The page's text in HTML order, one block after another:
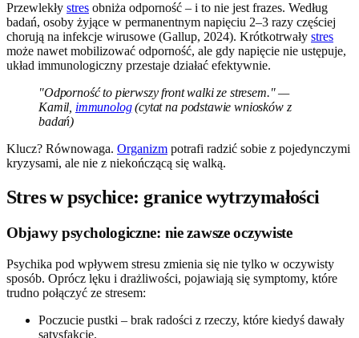
Przewlekły stres obniża odporność – i to nie jest frazes. Według
badań, osoby żyjące w permanentnym napięciu 2–3 razy częściej
chorują na infekcje wirusowe (Gallup, 2024). Krótkotrwały stres
może nawet mobilizować odporność, ale gdy napięcie nie ustępuje,
układ immunologiczny przestaje działać efektywnie.
"Odporność to pierwszy front walki ze stresem." —
Kamil, immunolog(cytat na podstawie wniosków z
badań)
Klucz? Równowaga. Organizm potrafi radzić sobie z pojedynczymi
kryzysami, ale nie z niekończącą się walką.
Stres w psychice: granice wytrzymałości
Objawy psychologiczne: nie zawsze oczywiste
Psychika pod wpływem stresu zmienia się nie tylko w oczywisty
sposób. Oprócz lęku i drażliwości, pojawiają się symptomy, które
trudno połączyć ze stresem:
Poczucie pustki – brak radości z rzeczy, które kiedyś dawały
satysfakcję.